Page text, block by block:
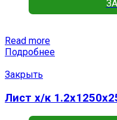
Read more
Подробнее
Закрыть
Лист х/к